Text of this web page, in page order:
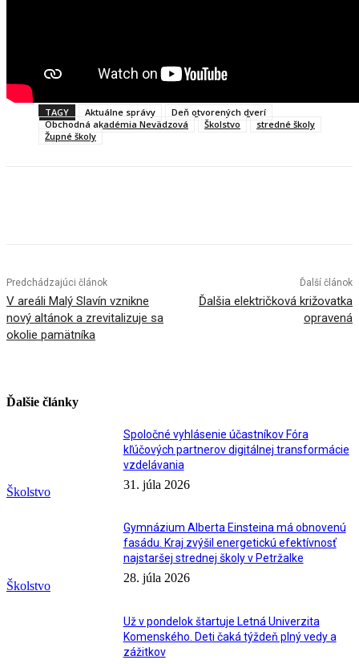
TAGY Aktuálne správy
Deň otvorených dverí
Obchodná akadémia Nevädzová
Školstvo
stredné školy
Župné školy
Predchádzajúci článok
V areáli Malý Slavín vznikne
nový altánok a zrevitalizuje sa
okolie pamätníka
Ďalší článok
Ďalšia električková križovatka
opravená
Ďalšie články
Školstvo
Spoločné vyhlásenie účastníkov Fóra
kľúčových partnerov digitálnej transformácie
vzdelávania
31. júla 2026
Školstvo
Gymnázium Alberta Einsteina má obnovenú
fasádu. Kraj zvýšil energetickú efektívnosť
najstaršej strednej školy v Petržalke
28. júla 2026
Už v pondelok štartuje Letná Univerzita
Komenského. Deti čaká týždeň plný vedy a
zážitkov